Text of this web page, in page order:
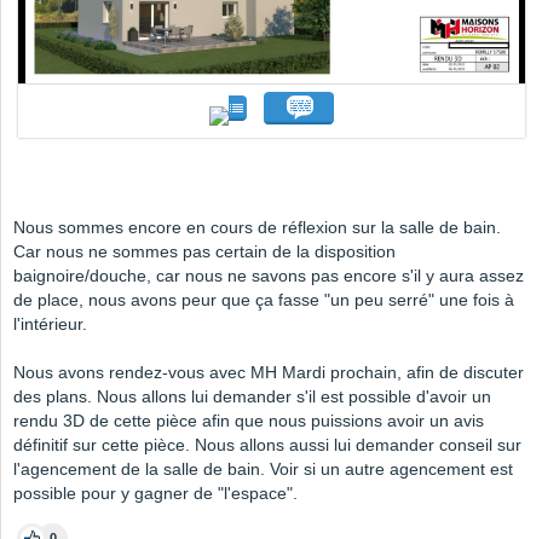
Nous sommes encore en cours de réflexion sur la salle de bain.
Car nous ne sommes pas certain de la disposition
baignoire/douche, car nous ne savons pas encore s'il y aura assez
de place, nous avons peur que ça fasse "un peu serré" une fois à
l'intérieur.
Nous avons rendez-vous avec MH Mardi prochain, afin de discuter
des plans. Nous allons lui demander s'il est possible d'avoir un
rendu 3D de cette pièce afin que nous puissions avoir un avis
définitif sur cette pièce. Nous allons aussi lui demander conseil sur
l'agencement de la salle de bain. Voir si un autre agencement est
possible pour y gagner de "l'espace".